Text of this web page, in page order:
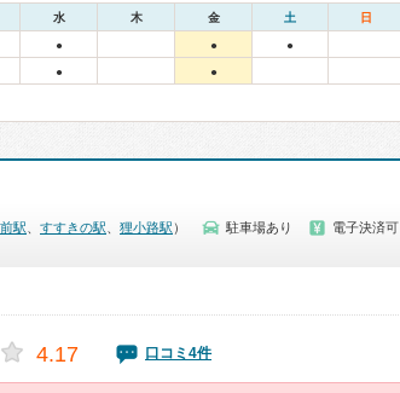
水 木 金 土 日
● ● ●
● ●
駅 すすきの駅 狸小路駅 ） 駐車場あり
電子決済可
4.17 口コミ4件